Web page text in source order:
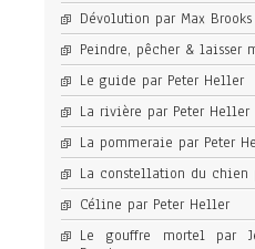
Dévolution par Max Brooks
Peindre, pêcher & laisser
Le guide par Peter Heller
La rivière par Peter Heller
La pommeraie par Peter
La constellation du chien
Céline par Peter Heller
Le gouffre mortel par